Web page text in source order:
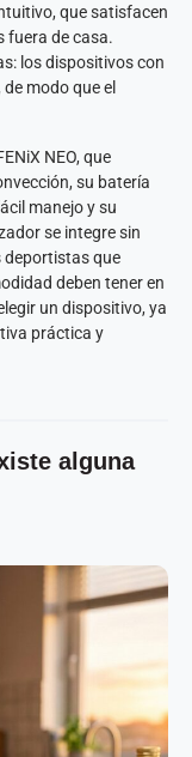
que satisfacen
fuera de casa.
los dispositivos con
modo que el
NEO, que
su batería
manejo y su
se integre sin
deportistas que
deben tener en
un dispositivo, ya
práctica y
alguna